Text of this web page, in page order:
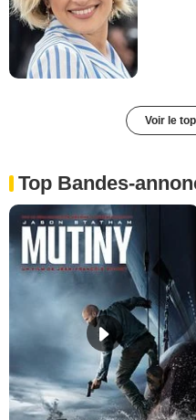
Voir le
Top Bandes-